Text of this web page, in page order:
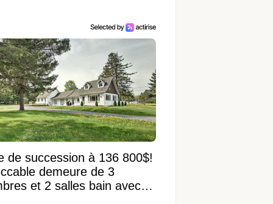
de succession à 136 800$!
demeure de 3
et 2 salles bain avec